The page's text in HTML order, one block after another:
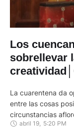
Los
sobrellevar
La cuarentena da
entre las cosas
circunstancias
caso de Diana
abril 19, 5:20 PM